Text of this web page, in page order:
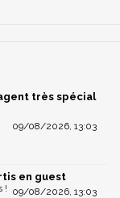
très spécial
09/08/2026, 13:03
en guest
09/08/2026, 13:03
!